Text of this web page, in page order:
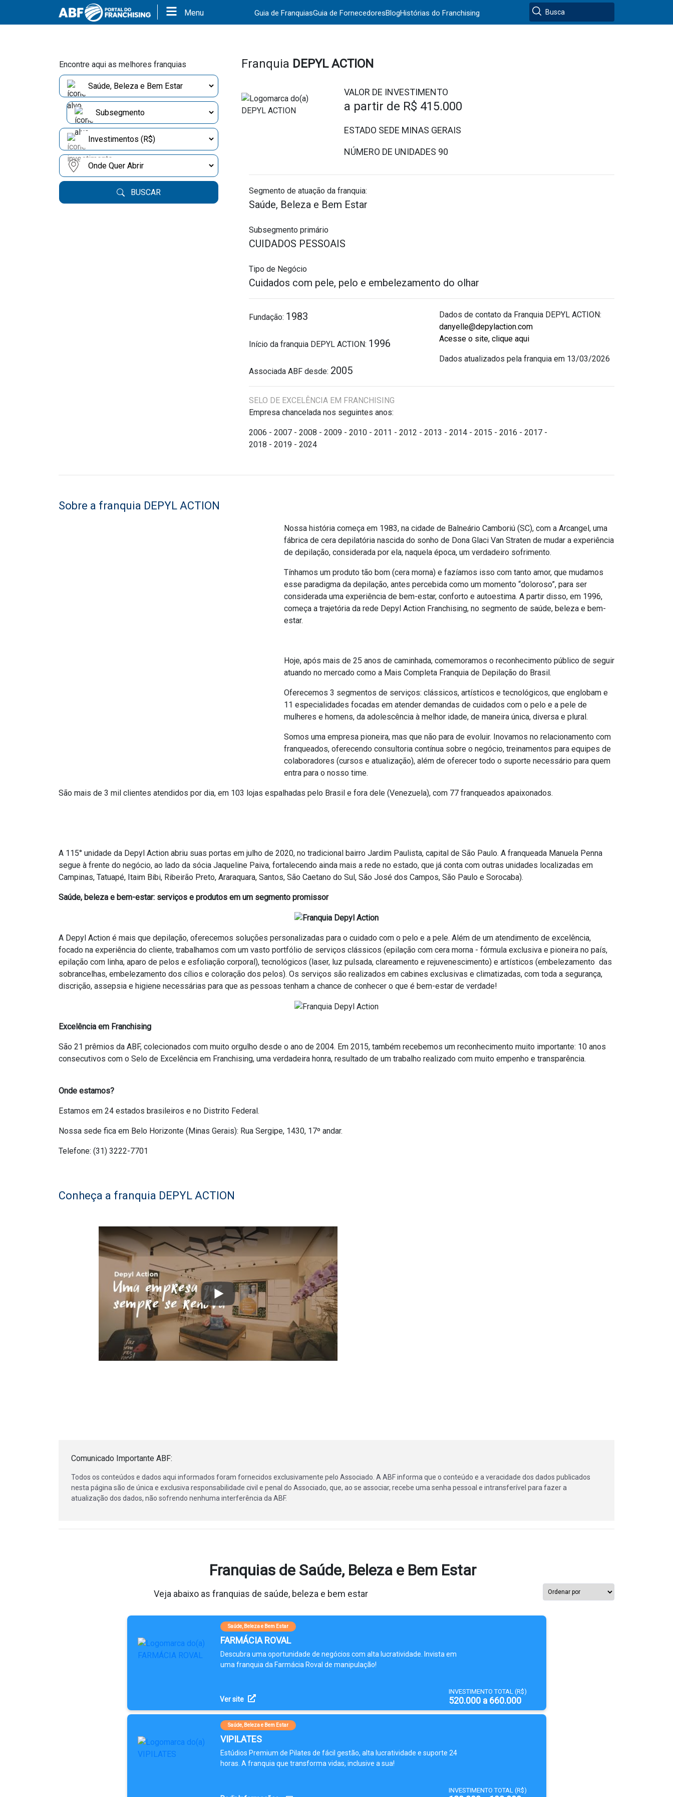
Menu Guia de FranquiasGuia de FornecedoresBlogHistórias do Franchising
Encontre aqui as melhores franquias
BUSCAR
Franquia DEPYL ACTION
VALOR DE INVESTIMENTO
a partir de R$ 415.000
ESTADO SEDE MINAS GERAIS
NÚMERO DE UNIDADES 90
Segmento de atuação da franquia:
Saúde, Beleza e Bem Estar
Subsegmento primário
CUIDADOS PESSOAIS
Tipo de Negócio
Cuidados com pele, pelo e embelezamento do olhar
Fundação: 1983
Início da franquia DEPYL ACTION: 1996
Associada ABF desde: 2005
Dados de contato da Franquia DEPYL ACTION:
danyelle@depylaction.com
Acesse o site, clique aqui
Dados atualizados pela franquia em 13/03/2026
SELO DE EXCELÊNCIA EM FRANCHISING
Empresa chancelada nos seguintes anos:
2006 - 2007 - 2008 - 2009 - 2010 - 2011 - 2012 - 2013 - 2014 - 2015 - 2016 - 2017 -
2018 - 2019 - 2024
Sobre a franquia DEPYL ACTION
Nossa história começa em 1983, na cidade de Balneário Camboriú (SC), com a Arcangel, uma
fábrica de cera depilatória nascida do sonho de Dona Glaci Van Straten de mudar a experiência
de depilação, considerada por ela, naquela época, um verdadeiro sofrimento.
Tínhamos um produto tão bom (cera morna) e fazíamos isso com tanto amor, que mudamos
esse paradigma da depilação, antes percebida como um momento “doloroso”, para ser
considerada uma experiência de bem-estar, conforto e autoestima. A partir disso, em 1996,
começa a trajetória da rede Depyl Action Franchising, no segmento de saúde, beleza e bem-
estar.
Hoje, após mais de 25 anos de caminhada, comemoramos o reconhecimento público de seguir
atuando no mercado como a Mais Completa Franquia de Depilação do Brasil.
Oferecemos 3 segmentos de serviços: clássicos, artísticos e tecnológicos, que englobam e
11 especialidades focadas em atender demandas de cuidados com o pelo e a pele de
mulheres e homens, da adolescência à melhor idade, de maneira única, diversa e plural.
Somos uma empresa pioneira, mas que não para de evoluir. Inovamos no relacionamento com
franqueados, oferecendo consultoria contínua sobre o negócio, treinamentos para equipes de
colaboradores (cursos e atualização), além de oferecer todo o suporte necessário para quem
entra para o nosso time.
São mais de 3 mil clientes atendidos por dia, em 103 lojas espalhadas pelo Brasil e fora dele (Venezuela), com 77 franqueados apaixonados.
A 115° unidade da Depyl Action abriu suas portas em julho de 2020, no tradicional bairro Jardim Paulista, capital de São Paulo. A franqueada Manuela Penna
segue à frente do negócio, ao lado da sócia Jaqueline Paiva, fortalecendo ainda mais a rede no estado, que já conta com outras unidades localizadas em
Campinas, Tatuapé, Itaim Bibi, Ribeirão Preto, Araraquara, Santos, São Caetano do Sul, São José dos Campos, São Paulo e Sorocaba).
Saúde, beleza e bem-estar: serviços e produtos em um segmento promissor
A Depyl Action é mais que depilação, oferecemos soluções personalizadas para o cuidado com o pelo e a pele. Além de um atendimento de excelência,
focado na experiência do cliente, trabalhamos com um vasto portfólio de serviços clássicos (epilação com cera morna - fórmula exclusiva e pioneira no país,
epilação com linha, aparo de pelos e esfoliação corporal), tecnológicos (laser, luz pulsada, clareamento e rejuvenescimento) e artísticos (embelezamento das
sobrancelhas, embelezamento dos cílios e coloração dos pelos). Os serviços são realizados em cabines exclusivas e climatizadas, com toda a segurança,
discrição, assepsia e higiene necessárias para que as pessoas tenham a chance de conhecer o que é bem-estar de verdade!
Excelência em Franchising
São 21 prêmios da ABF, colecionados com muito orgulho desde o ano de 2004. Em 2015, também recebemos um reconhecimento muito importante: 10 anos
consecutivos com o Selo de Excelência em Franchising, uma verdadeira honra, resultado de um trabalho realizado com muito empenho e transparência.
Onde estamos?
Estamos em 24 estados brasileiros e no Distrito Federal.
Nossa sede fica em Belo Horizonte (Minas Gerais): Rua Sergipe, 1430, 17º andar.
Telefone: (31) 3222-7701
Conheça a franquia DEPYL ACTION
Play
Comunicado Importante ABF:
Todos os conteúdos e dados aqui informados foram fornecidos exclusivamente pelo Associado. A ABF informa que o conteúdo e a veracidade dos dados publicados
nesta página são de única e exclusiva responsabilidade civil e penal do Associado, que, ao se associar, recebe uma senha pessoal e intransferível para fazer a
atualização dos dados, não sofrendo nenhuma interferência da ABF.
Franquias de Saúde, Beleza e Bem Estar
Veja abaixo as franquias de saúde, beleza e bem estar
Saúde, Beleza e Bem Estar
FARMÁCIA ROVAL
Descubra uma oportunidade de negócios com alta lucratividade. Invista em
uma franquia da Farmácia Roval de manipulação!
INVESTIMENTO TOTAL (R$)
520.000 a 660.000
Ver site
Saúde, Beleza e Bem Estar
VIPILATES
Estúdios Premium de Pilates de fácil gestão, alta lucratividade e suporte 24
horas. A franquia que transforma vidas, inclusive a sua!
INVESTIMENTO TOTAL (R$)